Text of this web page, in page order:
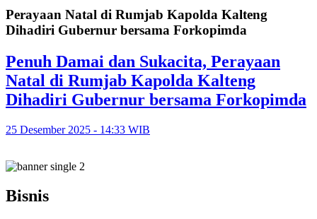
Perayaan Natal di Rumjab Kapolda Kalteng
Dihadiri Gubernur bersama Forkopimda
Penuh Damai dan Sukacita, Perayaan
Natal di Rumjab Kapolda Kalteng
Dihadiri Gubernur bersama Forkopimda
25 Desember 2025 - 14:33 WIB
Bisnis